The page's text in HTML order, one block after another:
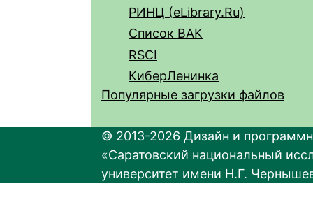
РИНЦ (eLibrary.Ru)
Список ВАК
RSCI
КиберЛенинка
Популярные загрузки файлов
© 2013-2026 Дизайн и
«Саратовский национальный
университет имени Н.Г.